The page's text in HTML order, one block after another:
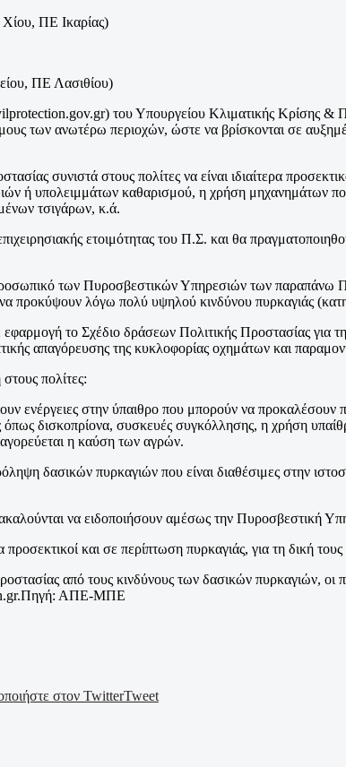
ΠΕ Ικαρίας)
ΠΕ Λασιθίου)
του Υπουργείου Κλιματικής Κρίσης &
των ανωτέρω περιοχών, ώστε να βρίσκονται σε
συνιστά στους πολίτες να είναι ιδιαίτερα
ή υπολειμμάτων καθαρισμού, η χρήση μηχανημάτων
τσιγάρων, κ.ά.
ετοιμότητας του Π.Σ. και θα
των Πυροσβεστικών Υπηρεσιών των παραπάνω
προκύψουν λόγω πολύ υψηλού κινδύνου πυρκαγιάς
εφαρμογή το Σχέδιο δράσεων Πολιτικής Προστασίας
απαγόρευσης της κυκλοφορίας οχημάτων και
πολίτες:
ενέργειες στην ύπαιθρο που μπορούν να
δισκοπρίονα, συσκευές συγκόλλησης, η χρήση
η καύση των αγρών.
δασικών πυρκαγιών που είναι διαθέσιμες στην
να ειδοποιήσουν αμέσως την Πυροσβεστική
προσεκτικοί και σε περίπτωση πυρκαγιάς, για τη δική
από τους κινδύνους των δασικών πυρκαγιών,
ΑΠΕ-ΜΠΕ
στον TwitterTweet